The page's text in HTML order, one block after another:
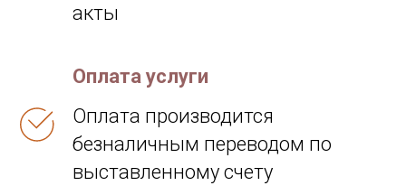
акты
Оплата услуги
Оплата производится
безналичным переводом по
выставленному счету